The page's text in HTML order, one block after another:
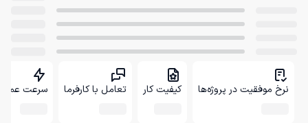
نرخ موفقیت در پروژه‌ها کیفیت کار تعامل با کارفرما سرعت عمل